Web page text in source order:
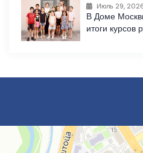
Июль 29,
В Доме
итоги курсов
Ереван
Улица Аргишти, 7 — Яндекс Карты